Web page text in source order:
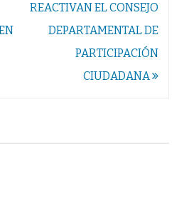
REACTIVAN EL CONSEJO
DEPARTAMENTAL DE
PARTICIPACIÓN
CIUDADANA